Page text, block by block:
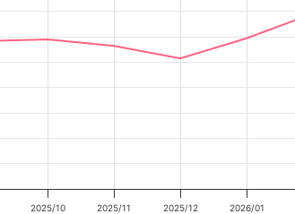
2025/10 2025/11 2025/12 2026/01